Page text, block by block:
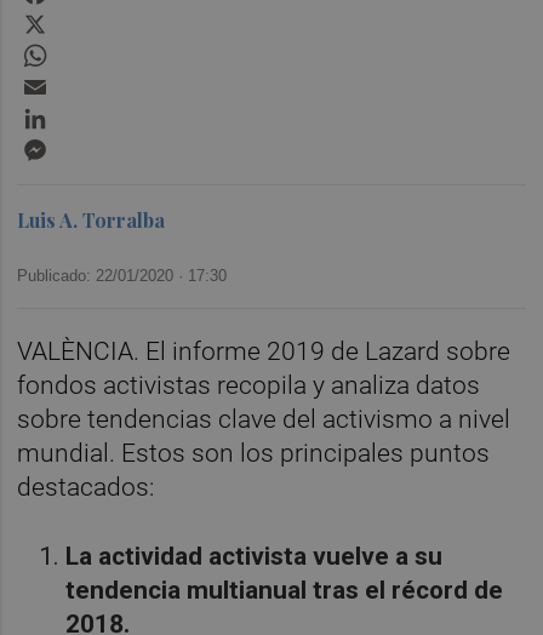
Luis A. Torralba
Publicado: 22/01/2020 · 17:30
VALÈNCIA. El informe 2019 de Lazard sobre
fondos activistas recopila y analiza datos
sobre tendencias clave del activismo a nivel
mundial. Estos son los principales puntos
destacados:
La actividad activista vuelve a su
tendencia multianual tras el récord de
2018.